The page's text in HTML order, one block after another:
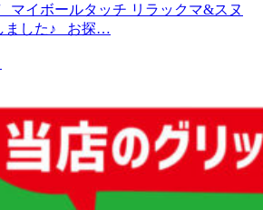
マイボールタッチ リラックマ&スヌ
ました♪ お探…